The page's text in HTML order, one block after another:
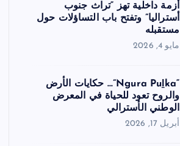
أزمة داخلية تهز “تراث جنوب
أستراليا” وتفتح باب التساؤلات حول
مستقبله
مايو 4, 2026
“Ngura Puḻka”… حكايات الأرض
والروح تعود للحياة في المعرض
الوطني الأسترالي
أبريل 17, 2026